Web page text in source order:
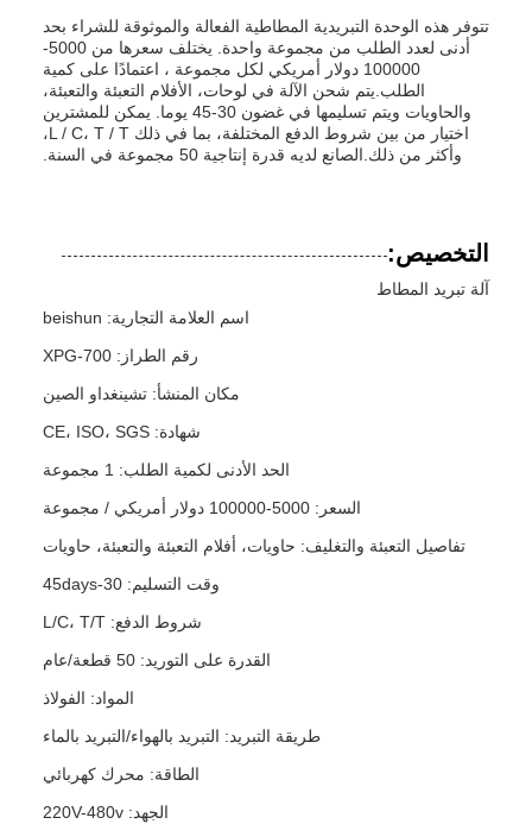
تتوفر هذه الوحدة التبريدية المطاطية الفعالة والموثوقة للشراء بحد
أدنى لعدد الطلب من مجموعة واحدة. يختلف سعرها من 5000-
100000 دولار أمريكي لكل مجموعة ، اعتمادًا على كمية
الطلب.يتم شحن الآلة في لوحات، الأفلام التعبئة والتعبئة،
والحاويات ويتم تسليمها في غضون 30-45 يوما. يمكن للمشترين
اختيار من بين شروط الدفع المختلفة، بما في ذلك L / C، T / T،
وأكثر من ذلك.الصانع لديه قدرة إنتاجية 50 مجموعة في السنة.
التخصيص:
آلة تبريد المطاط
اسم العلامة التجارية: beishun
رقم الطراز: XPG-700
مكان المنشأ: تشينغداو الصين
شهادة: CE، ISO، SGS
الحد الأدنى لكمية الطلب: 1 مجموعة
السعر: 5000-100000 دولار أمريكي / مجموعة
تفاصيل التعبئة والتغليف: حاويات، أفلام التعبئة والتعبئة، حاويات
وقت التسليم: 30-45days
شروط الدفع: L/C، T/T
القدرة على التوريد: 50 قطعة/عام
المواد: الفولاذ
طريقة التبريد: التبريد بالهواء/التبريد بالماء
الطاقة: محرك كهربائي
الجهد: 220V-480v